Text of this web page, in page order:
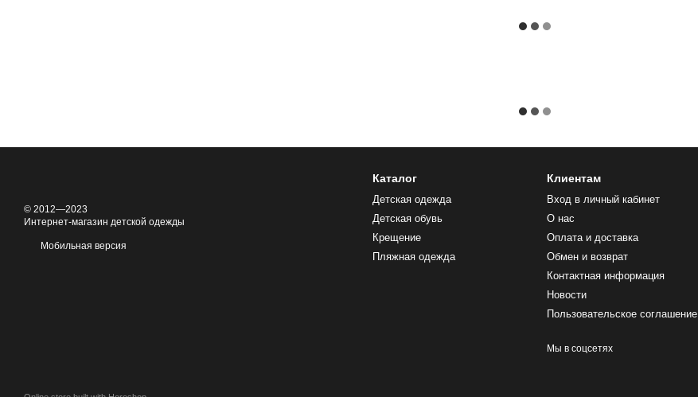
© 2012—2023
Интернет-магазин детской одежды
Мобильная версия
Каталог
Детская одежда
Детская обувь
Крещение
Пляжная одежда
Клиентам
Вход в личный кабинет
О нас
Оплата и доставка
Обмен и возврат
Контактная информация
Новости
Пользовательское соглашение
Мы в соцсетях